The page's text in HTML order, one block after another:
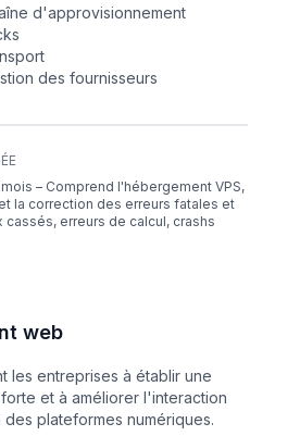
d'approvisionnement
des fournisseurs
– Comprend l'hébergement VPS,
la correction des erreurs fatales et
cassés, erreurs de calcul, crashs
web
les entreprises à établir une
et à améliorer l'interaction
plateformes numériques.